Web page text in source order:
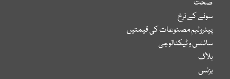
صحت
سونے کے نرخ
پیٹرولیم مصنوعات کی قیمتیں
سائنس و ٹیکنالوجی
بلاگ
بزنس